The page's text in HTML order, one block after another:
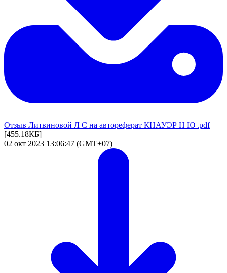
Отзыв Литвиновой Л С на автореферат КНАУЭР Н Ю .pdf
[455.18КБ]
02 окт 2023 13:06:47 (GMT+07)